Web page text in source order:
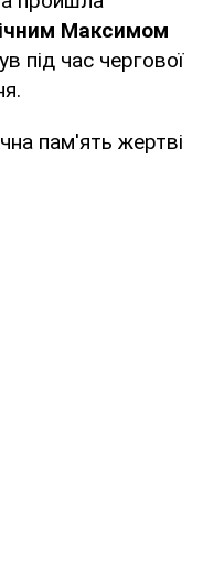
Максимом
під час чергової
пам'ять жертві